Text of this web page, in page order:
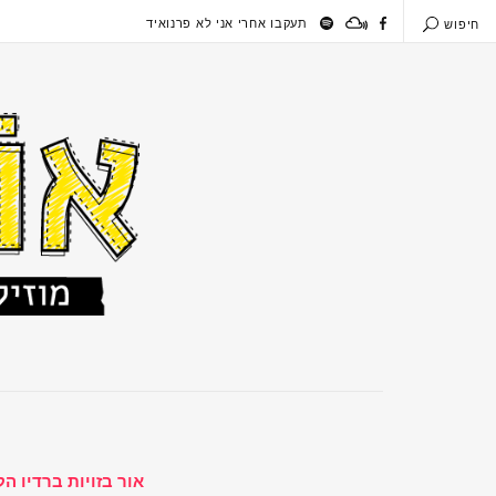
חיפוש תעקבו אחרי אני לא פרנואיד
אור בזויות ברדיו